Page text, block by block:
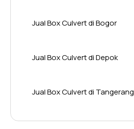
Jual Box Culvert di Bogor
Jual Box Culvert di Depok
Jual Box Culvert di Tangerang